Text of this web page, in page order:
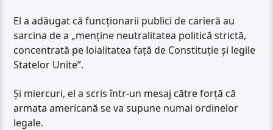
El a adăugat că funcționarii publici de carieră au
sarcina de a „menține neutralitatea politică strictă,
concentrată pe loialitatea față de Constituție și legile
Statelor Unite”.
Și miercuri, el a scris într-un mesaj către forță că
armata americană se va supune numai ordinelor
legale.